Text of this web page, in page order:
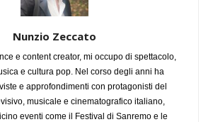
Nunzio Zeccato
e content creator, mi occupo di spettacolo,
e cultura pop. Nel corso degli anni ha
e approfondimenti con protagonisti del
musicale e cinematografico italiano,
eventi come il Festival di Sanremo e le